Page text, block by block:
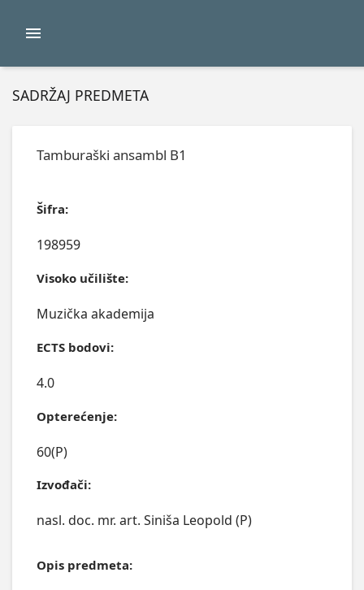
SADRŽAJ PREDMETA
Tamburaški ansambl B1
Šifra:
198959
Visoko učilište:
Muzička akademija
ECTS bodovi:
4.0
Opterećenje:
60(P)
Izvođači:
nasl. doc. mr. art. Siniša Leopold (P)
Opis predmeta: